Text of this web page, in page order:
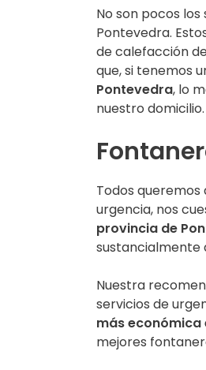
No son pocos
Pontevedra.
de calefacción
que, si tenemos
Pontevedra, lo
nuestro domicilio.
Todos
urgencia, nos
provincia de
sustancialmente
Nuestra
servicios de
más
mejores